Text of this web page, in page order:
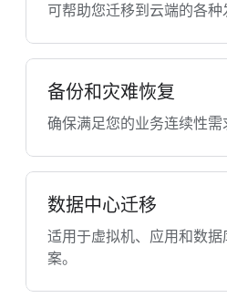
可帮助您迁移到云端的各种
备份和灾难恢复
确保满足您的业务连续性需
数据中心迁移
适用于虚拟机、应用和数
案。